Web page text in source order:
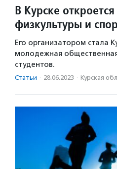
В Курске
физкультуры и
Его организатором стала
молодежная
студентов.
Статьи · 28.06.2023 · Курская обл.